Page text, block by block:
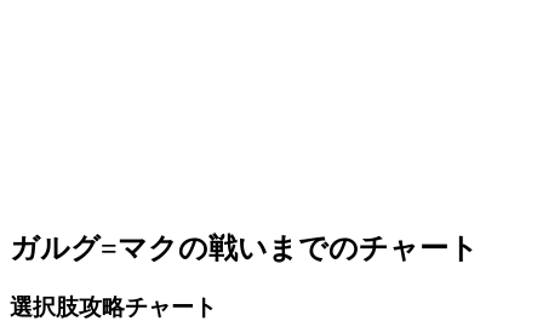
ガルグ=マクの戦いまでのチャート
選択肢攻略チャート